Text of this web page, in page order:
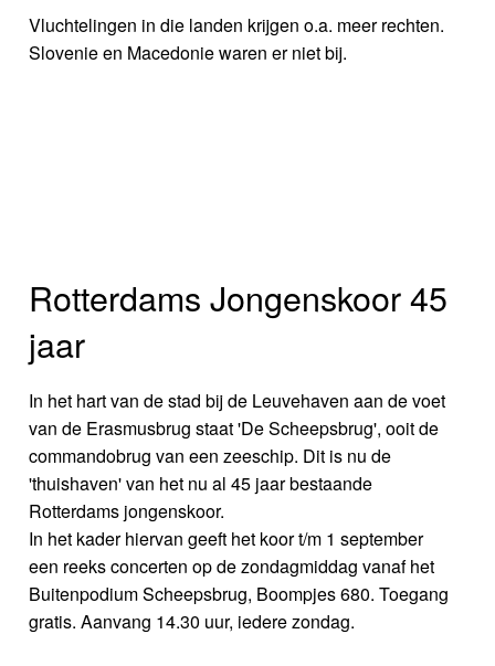
Vluchtelingen in die landen krijgen o.a. meer rechten.
Slovenie en Macedonie waren er niet bij.
Rotterdams Jongenskoor 45
jaar
In het hart van de stad bij de Leuvehaven aan de voet
van de Erasmusbrug staat 'De Scheepsbrug', ooit de
commandobrug van een zeeschip. Dit is nu de
'thuishaven' van het nu al 45 jaar bestaande
Rotterdams jongenskoor.
In het kader hiervan geeft het koor t/m 1 september
een reeks concerten op de zondagmiddag vanaf het
Buitenpodium Scheepsbrug, Boompjes 680. Toegang
gratis. Aanvang 14.30 uur, iedere zondag.